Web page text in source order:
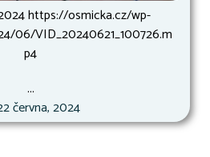
https://osmicka.cz/wp-
06/VID_20240621_100726.m
p4
...
června, 2024